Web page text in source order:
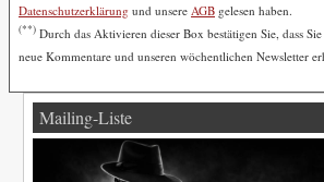
Datenschutzerklärung und unsere AGB gelesen haben.
(**) Durch das Aktivieren dieser Box bestätigen Sie, dass
neue Kommentare und unseren wöchentlichen Newsletter
Mailing-Liste